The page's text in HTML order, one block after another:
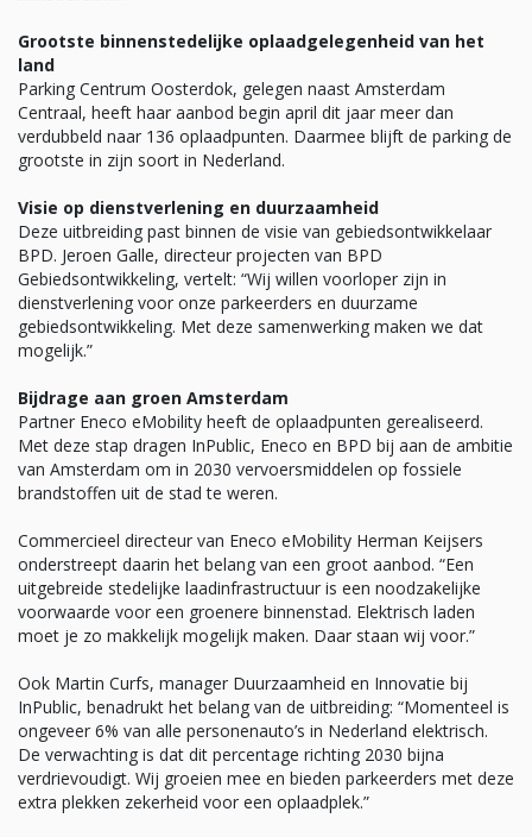
Grootste binnenstedelijke oplaadgelegenheid van het
land
Parking Centrum Oosterdok, gelegen naast Amsterdam
Centraal, heeft haar aanbod begin april dit jaar meer dan
verdubbeld naar 136 oplaadpunten. Daarmee blijft de parking de
grootste in zijn soort in Nederland.
Visie op dienstverlening en duurzaamheid
Deze uitbreiding past binnen de visie van gebiedsontwikkelaar
BPD. Jeroen Galle, directeur projecten van BPD
Gebiedsontwikkeling, vertelt: “Wij willen voorloper zijn in
dienstverlening voor onze parkeerders en duurzame
gebiedsontwikkeling. Met deze samenwerking maken we dat
mogelijk.”
Bijdrage aan groen Amsterdam
Partner Eneco eMobility heeft de oplaadpunten gerealiseerd.
Met deze stap dragen InPublic, Eneco en BPD bij aan de ambitie
van Amsterdam om in 2030 vervoersmiddelen op fossiele
brandstoffen uit de stad te weren.
Commercieel directeur van Eneco eMobility Herman Keijsers
onderstreept daarin het belang van een groot aanbod. “Een
uitgebreide stedelijke laadinfrastructuur is een noodzakelijke
voorwaarde voor een groenere binnenstad. Elektrisch laden
moet je zo makkelijk mogelijk maken. Daar staan wij voor.”
Ook Martin Curfs, manager Duurzaamheid en Innovatie bij
InPublic, benadrukt het belang van de uitbreiding: “Momenteel is
ongeveer 6% van alle personenauto’s in Nederland elektrisch.
De verwachting is dat dit percentage richting 2030 bijna
verdrievoudigt. Wij groeien mee en bieden parkeerders met deze
extra plekken zekerheid voor een oplaadplek.”